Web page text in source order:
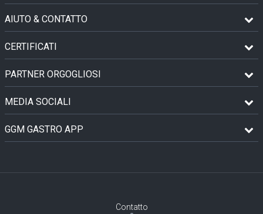
AIUTO & CONTATTO
CERTIFICATI
PARTNER ORGOGLIOSI
MEDIA SOCIALI
GGM GASTRO APP
Contatto